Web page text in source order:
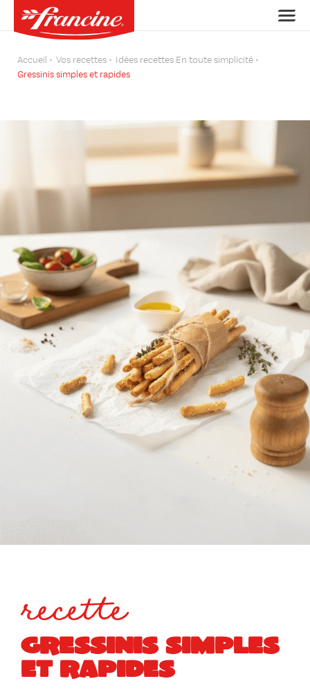
Accueil Vos recettes
Idées recettes En toute simplicité
Gressinis simples et rapides
recette
GRESSINIS SIMPLES
ET RAPIDES